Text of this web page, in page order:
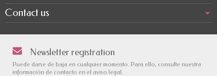
Contact us
Newsletter registration
Puede darse de baja en cualquier momento. Para ello, consulte nuestra
información de contacto en el aviso legal.